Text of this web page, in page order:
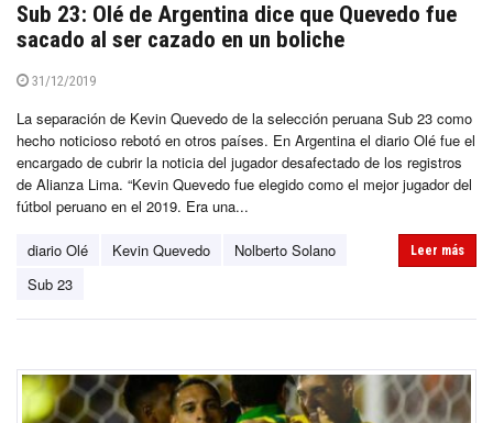
Sub 23: Olé de Argentina dice que Quevedo fue
sacado al ser cazado en un boliche
31/12/2019
La separación de Kevin Quevedo de la selección peruana Sub 23 como
hecho noticioso rebotó en otros países. En Argentina el diario Olé fue el
encargado de cubrir la noticia del jugador desafectado de los registros
de Alianza Lima. “Kevin Quevedo fue elegido como el mejor jugador del
fútbol peruano en el 2019. Era una...
diario Olé Kevin Quevedo
Nolberto Solano
Sub 23
Leer más